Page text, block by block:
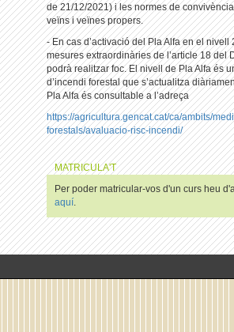
de 21/12/2021) i les normes de
veïns i veïnes propers.
- En cas d’activació del Pla Alfa en el
mesures extraordinàries de l’article 18 del
podrà realitzar foc. El nivell de Pla Alfa és
d’incendi forestal que s’actualitza
Pla Alfa és consultable a l’adreça
https://agricultura.gencat.cat/ca/ambits/
forestals/avaluacio-risc-incendi/
MATRICULA'T
Per poder matricular-vos d'un curs heu
aquí.